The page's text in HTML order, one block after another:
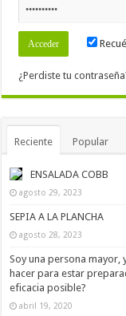
¿Perdiste tu
Reciente Popular
ENSALADA COBB
agosto 29, 2023
SEPIA A LA PLANCHA
agosto 28, 2023
Soy una persona mayor,
hacer para estar
eficacia posible?
abril 19, 2020